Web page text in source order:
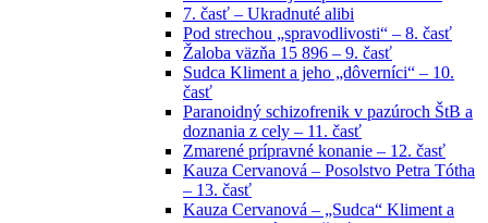
7. časť – Ukradnuté alibi
Pod strechou „spravodlivosti“ – 8. časť
Žaloba väzňa 15 896 – 9. časť
Sudca Kliment a jeho „dôverníci“ – 10.
časť
Paranoidný schizofrenik v pazúroch ŠtB a
doznania z cely – 11. časť
Zmarené prípravné konanie – 12. časť
Kauza Cervanová – Posolstvo Petra Tótha
– 13. časť
Kauza Cervanová – „Sudca“ Kliment a